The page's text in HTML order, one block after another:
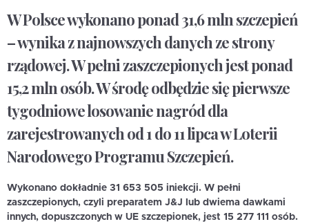
W Polsce wykonano ponad 31,6 mln szczepień
– wynika z najnowszych danych ze strony
rządowej. W pełni zaszczepionych jest ponad
15,2 mln osób. W środę odbędzie się pierwsze
tygodniowe losowanie nagród dla
zarejestrowanych od 1 do 11 lipca w Loterii
Narodowego Programu Szczepień.
Wykonano dokładnie 31 653 505 iniekcji. W pełni
zaszczepionych, czyli preparatem J&J lub dwiema dawkami
innych, dopuszczonych w UE szczepionek, jest 15 277 111 osób.